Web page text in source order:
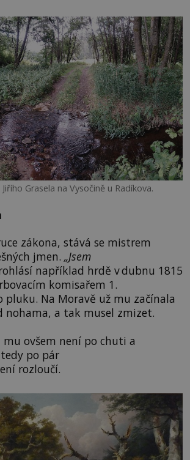
Jiřího Grasela na Vysočině u Radíkova.
zákona, stává se mistrem
jmen. „Jsem
například hrdě v dubnu 1815
komisařem 1.
pluku. Na Moravě už mu začínala
nohama, a tak musel zmizet.
ovšem není po chuti a
po pár
rozloučí.